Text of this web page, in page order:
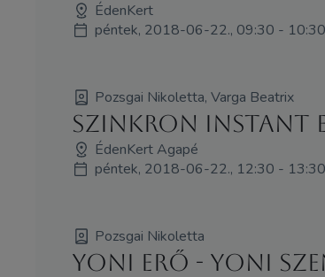
ÉdenKert
péntek, 2018-06-22., 09:30 - 10:30
Pozsgai Nikoletta, Varga Beatrix
Szinkron Instant
ÉdenKert Agapé
péntek, 2018-06-22., 12:30 - 13:30
Pozsgai Nikoletta
Yoni Erő - Yoni